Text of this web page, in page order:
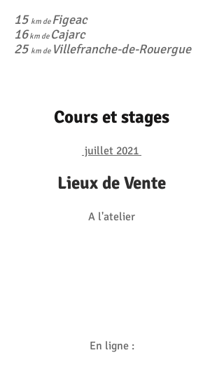
15 km deFigeac
16km de Cajarc
25 km de Villefranche-de-Rouergue
Cours et stages
juillet 2021
Lieux de Vente
A l'atelier
En ligne :